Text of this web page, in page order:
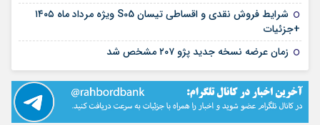
شرایط فروش نقدی و اقساطی تیسان S05 ویژه مرداد ماه ۱۴۰۵
+جزئیات
زمان عرضه نسخه جدید پژو ۲۰۷ مشخص شد